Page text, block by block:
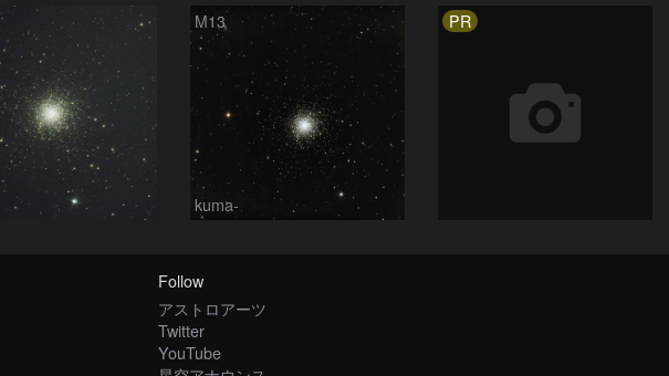
M13
kuma-
PR
Follow
アストロアーツ
Twitter
YouTube